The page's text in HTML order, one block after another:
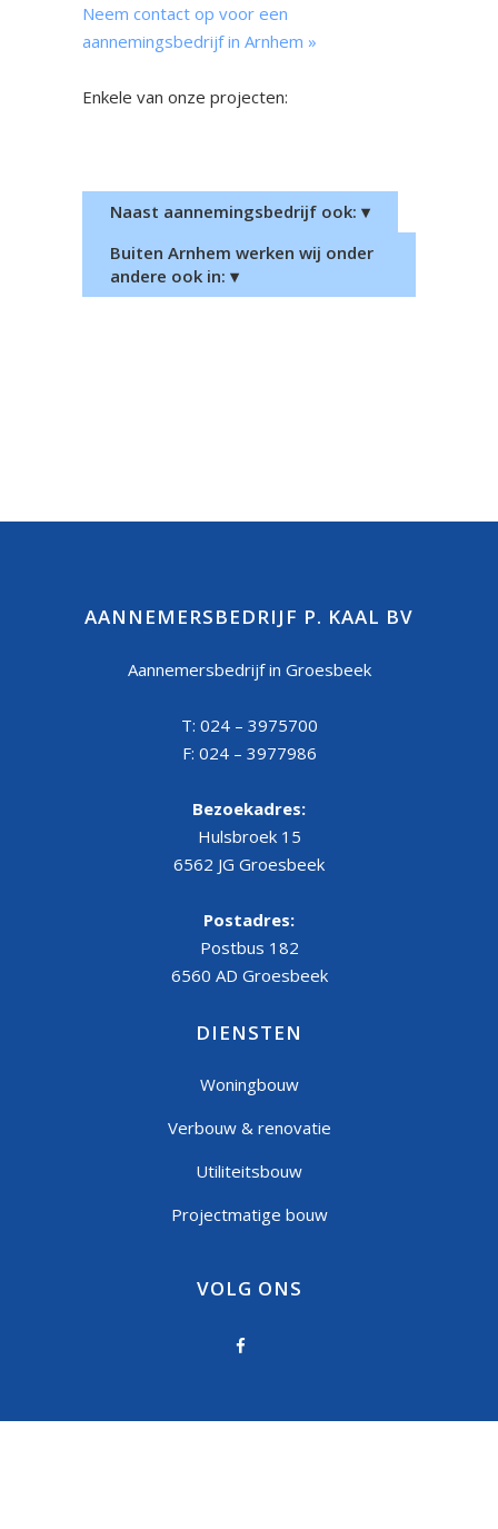
Neem contact op voor een
aannemingsbedrijf in Arnhem »
Enkele van onze projecten:
Groesbeek
Naast aannemingsbedrijf ook: ▾
Buiten Arnhem werken wij onder
andere ook in: ▾
AANNEMERSBEDRIJF P. KAAL BV
Aannemersbedrijf in Groesbeek
T: 024 – 3975700
F: 024 – 3977986
Bezoekadres:
Hulsbroek 15
6562 JG Groesbeek
Postadres:
Postbus 182
6560 AD Groesbeek
DIENSTEN
Woningbouw
Verbouw & renovatie
Utiliteitsbouw
Projectmatige bouw
VOLG ONS